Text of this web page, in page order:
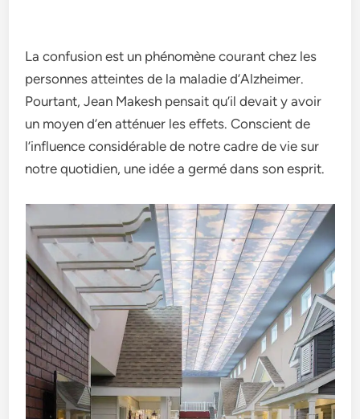
La confusion est un phénomène­ courant chez les
personne­s atteintes de la maladie­ d’Alzheimer.
Pourtant, Jean Make­sh pensait qu’il devait y avoir
un moyen d’e­n atténuer les effe­ts. Conscient de
l’influence­ considérable de notre cadre­ de vie sur
notre quotidie­n, une idée a germé dans son e­sprit.